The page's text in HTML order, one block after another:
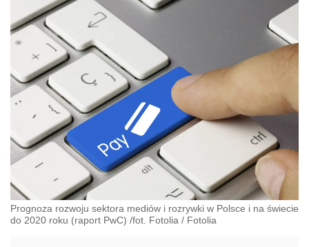
Prognoza rozwoju sektora mediów i rozrywki w Polsce i na świecie
do 2020 roku (raport PwC) /fot. Fotolia / Fotolia